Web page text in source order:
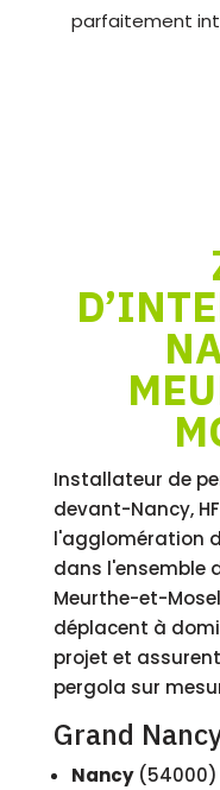
parfaitement
Installateur de
devant-Nancy,
l'agglomération
dans l'ensemble
Meurthe-et-
déplacent à
projet et
pergola sur
Grand
Nancy(54000)